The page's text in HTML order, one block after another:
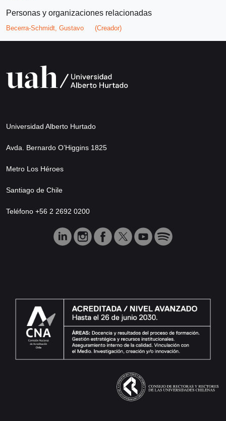
Personas y organizaciones relacionadas
Becerra-Schmidt, Gustavo (Creador)
Universidad Alberto Hurtado
Avda. Bernardo O’Higgins 1825
Metro Los Héroes
Santiago de Chile
Teléfono +56 2 2692 0200